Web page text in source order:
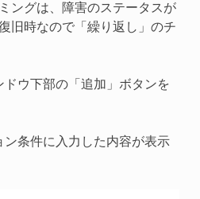
ングは、障害のステータスが
旧時なので「繰り返し」のチ
ドウ下部の「追加」ボタンを
条件に入力した内容が表示